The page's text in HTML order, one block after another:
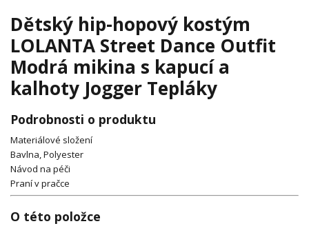
Dětský hip-hopový kostým
LOLANTA Street Dance Outfit
Modrá mikina s kapucí a
kalhoty Jogger Tepláky
Podrobnosti o produktu
Materiálové složení
Bavlna, Polyester
Návod na péči
Praní v pračce
O této položce